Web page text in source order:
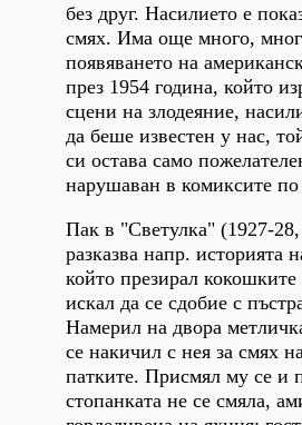
без друг. Насилието е
смях. Има още много,
появяването на
през 1954 година, който
сцени на злодеяние,
да беше известен у нас,
си остава само
нарушаван в комиксите по
Пак в "Светулка" (1927-
разказва напр. историята
който презирал
искал да се сдобие с
Намерил на двора
се накичил с нея за смях
патките. Присмял му се и
стопанката не се смяла,